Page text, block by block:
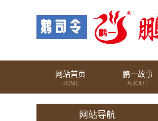
网站首页
HOME
鹏一故事
ABOUT
网站导航